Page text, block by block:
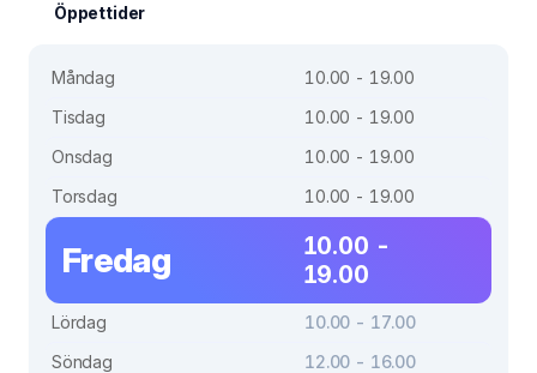
Öppettider
Måndag
10.00 - 19.00
Tisdag
10.00 - 19.00
Onsdag
10.00 - 19.00
Torsdag
10.00 - 19.00
Fredag
10.00 -
19.00
Lördag
10.00 - 17.00
Söndag
12.00 - 16.00